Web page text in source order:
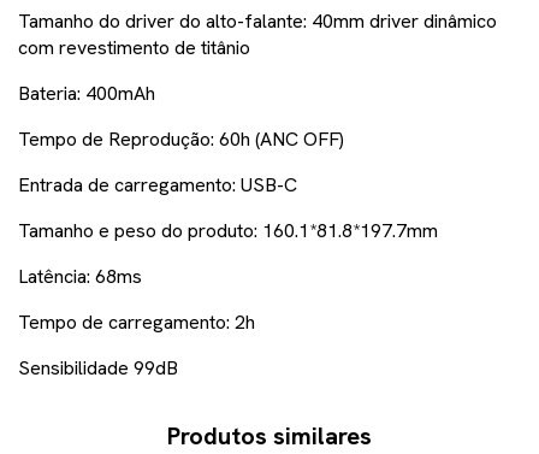
Tamanho do driver do alto-falante: 40mm driver dinâmico
com revestimento de titânio
Bateria: 400mAh
Tempo de Reprodução: 60h (ANC OFF)
Entrada de carregamento: USB-C
Tamanho e peso do produto: 160.1*81.8*197.7mm
Latência: 68ms
Tempo de carregamento: 2h
Sensibilidade 99dB
Produtos similares